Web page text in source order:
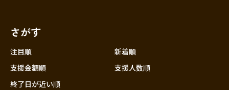
さがす
注目順
新着順
支援金額順
支援人数順
終了日が近い順